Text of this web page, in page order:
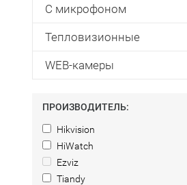
С микрофоном
Тепловизионные
WEB-камеры
ПРОИЗВОДИТЕЛЬ:
Hikvision
HiWatch
Ezviz
Tiandy